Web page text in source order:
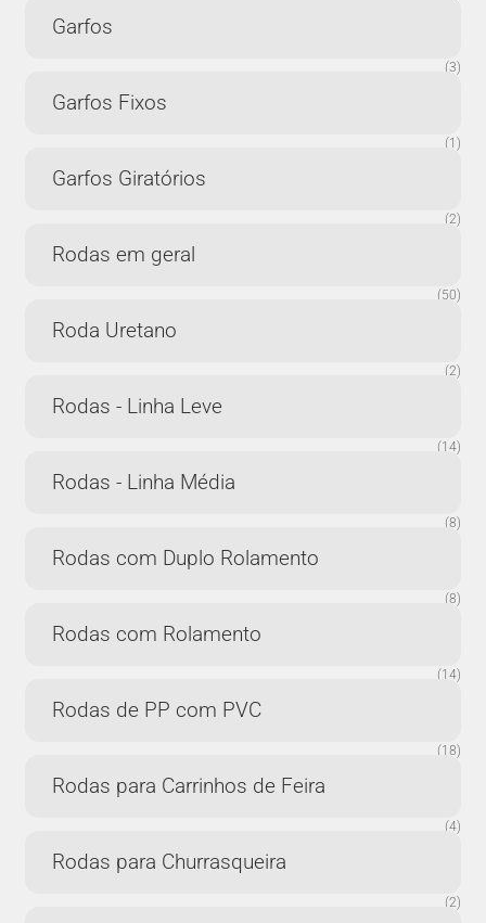
Garfos
(3)
Garfos Fixos
(1)
Garfos Giratórios
(2)
Rodas em geral
(50)
Roda Uretano
(2)
Rodas - Linha Leve
(14)
Rodas - Linha Média
(8)
Rodas com Duplo Rolamento
(8)
Rodas com Rolamento
(14)
Rodas de PP com PVC
(18)
Rodas para Carrinhos de Feira
(4)
Rodas para Churrasqueira
(2)